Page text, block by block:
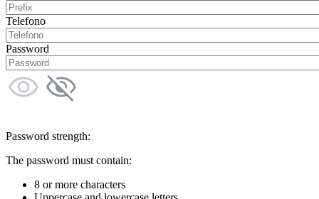
Telefono
Password
Password strength:
The password must contain:
8 or more characters